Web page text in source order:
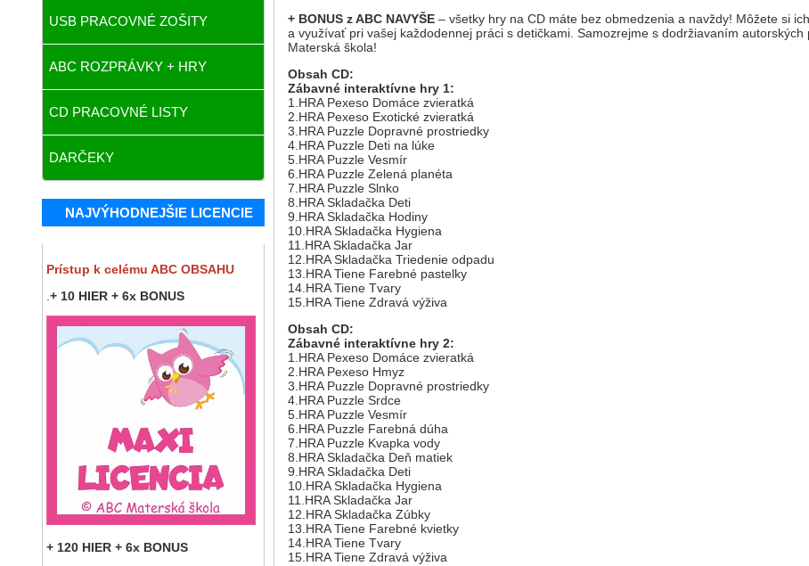
USB PRACOVNÉ ZOŠITY
ABC ROZPRÁVKY + HRY
CD PRACOVNÉ LISTY
DARČEKY
NAJVÝHODNEJŠIE LICENCIE
Prístup k celému ABC OBSAHU
+ 10 HIER + 6x BONUS
+ 120 HIER + 6x BONUS
+ BONUS z ABC NAVYŠE – všetky hry na CD máte bez obmedzenia a navždy! Môžete si
a využívať pri vašej každodennej práci s detičkami. Samozrejme s dodržiavaním autorských
Materská škola!
Obsah CD:
Zábavné interaktívne hry 1:
1.HRA Pexeso Domáce zvieratká
2.HRA Pexeso Exotické zvieratká
3.HRA Puzzle Dopravné prostriedky
4.HRA Puzzle Deti na lúke
5.HRA Puzzle Vesmír
6.HRA Puzzle Zelená planéta
7.HRA Puzzle Slnko
8.HRA Skladačka Deti
9.HRA Skladačka Hodiny
10.HRA Skladačka Hygiena
11.HRA Skladačka Jar
12.HRA Skladačka Triedenie odpadu
13.HRA Tiene Farebné pastelky
14.HRA Tiene Tvary
15.HRA Tiene Zdravá výživa
Obsah CD:
Zábavné interaktívne hry 2:
1.HRA Pexeso Domáce zvieratká
2.HRA Pexeso Hmyz
3.HRA Puzzle Dopravné prostriedky
4.HRA Puzzle Srdce
5.HRA Puzzle Vesmír
6.HRA Puzzle Farebná dúha
7.HRA Puzzle Kvapka vody
8.HRA Skladačka Deň matiek
9.HRA Skladačka Deti
10.HRA Skladačka Hygiena
11.HRA Skladačka Jar
12.HRA Skladačka Zúbky
13.HRA Tiene Farebné kvietky
14.HRA Tiene Tvary
15.HRA Tiene Zdravá výživa